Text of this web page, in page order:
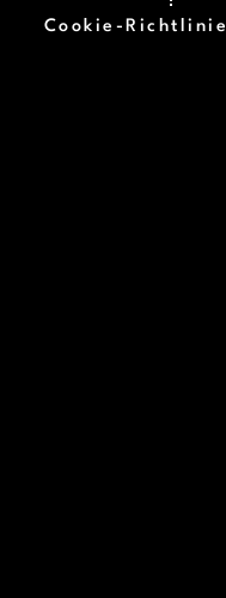
Cookie-Richtlinie